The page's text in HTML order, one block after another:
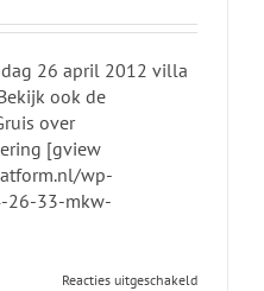
26 april 2012 villa
ook de
over
[gview
wp-
26-33-mkw-
Reacties uitgeschakeldvoor